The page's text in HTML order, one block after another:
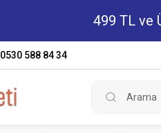
499 TL ve
0530 588 84 34